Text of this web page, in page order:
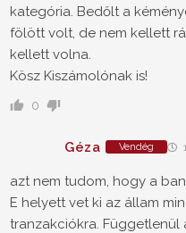
kategória. Bedőlt a
fölött volt, de nem kellett
kellett volna.
Kösz Kiszámolónak is!
0
Géza Vendég
azt nem tudom, hogy a
E helyett vet ki az állam
tranzakciókra.